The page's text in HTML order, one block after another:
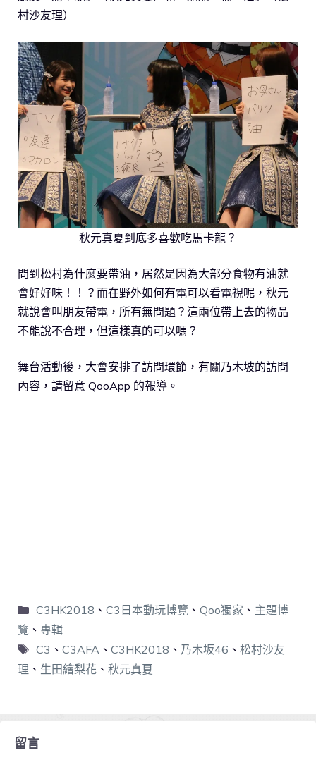
村沙友理）
秋元真夏到底多喜歡吃馬卡龍？
問到松村為什麼要帶油，居然是因為大部分食物有油就
會好好味！！？而在野外如何有電可以看電視呢，秋元
就說會叫朋友帶電，所有無問題？這兩位帶上去的物品
不能說不合理，但這樣真的可以嗎？
舞台活動後，大會安排了訪問環節，有關乃木坡的訪問
內容，請留意 QooApp 的報導。
C3HK2018 、 C3日本動玩博覽 、 Qoo獨家 、 主題博
覽 、 專輯
C3 、 C3AFA、 C3HK2018 、 乃木坂46 、 松村沙友
理 、 生田繪梨花 、 秋元真夏
留言